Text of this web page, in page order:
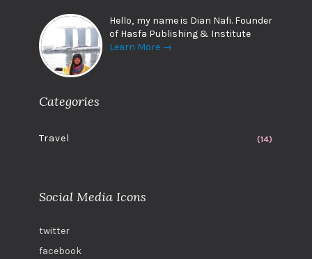
Hello, my name is Dian Nafi. Founder
of Hasfa Publishing & Institute
Learn More →
Categories
Travel (14)
Social Media Icons
twitter
facebook